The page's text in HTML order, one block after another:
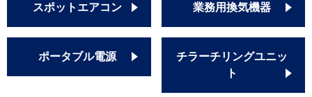
スポットエアコン 業務用換気機器
ポータブル電源
チラーチリングユニッ
ト